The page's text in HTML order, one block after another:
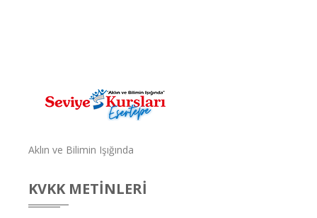
Aklın ve Bilimin Işığında
KVKK METINLERI